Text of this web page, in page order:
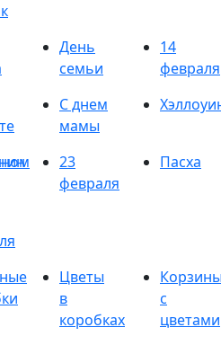
День
семьи
14
февраля
С днем
мамы
23
февраля
Пасха
Цветы
в
коробках
с
цветами